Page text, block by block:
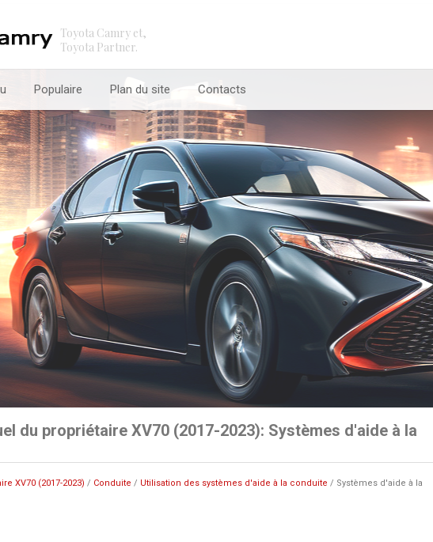
Toyota Camry et,
Toyota Partner.
Populaire Plan du site Contacts
du propriétaire XV70 (2017-2023): Systèmes d'aide à la
XV70 (2017-2023) / Conduite / Utilisation des systèmes d'aide à la conduite / Systèmes d'aide à la